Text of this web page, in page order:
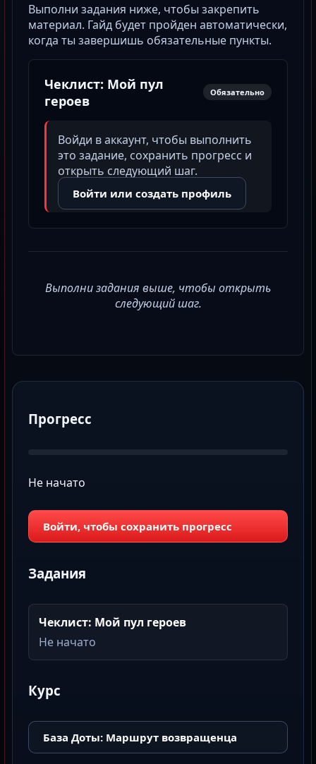
Выполни задания ниже, чтобы закрепить
материал. Гайд будет пройден автоматически,
когда ты завершишь обязательные пункты.
Чеклист: Мой пул
героев
Обязательно
Войди в аккаунт, чтобы выполнить
это задание, сохранить прогресс и
открыть следующий шаг.
Войти или создать профиль
Выполни задания выше, чтобы открыть
следующий шаг.
Прогресс
Не начато
Войти, чтобы сохранить прогресс
Задания
Чеклист: Мой пул героев
Не начато
Курс
База Доты: Маршрут возвращенца